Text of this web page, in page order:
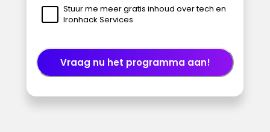
Stuur me meer gratis inhoud over tech en
Ironhack Services
Vraag nu het programma aan!